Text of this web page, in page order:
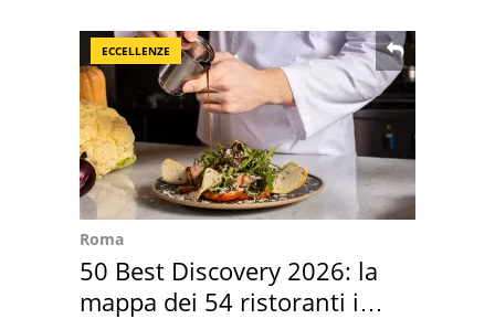
ECCELLENZE
Roma
50 Best Discovery 2026: la
mappa dei 54 ristoranti in